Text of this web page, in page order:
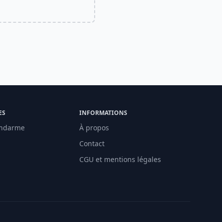
INFORMATIONS
À propos
Contact
CGU et mentions légales